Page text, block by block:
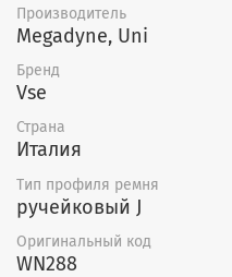
Производитель
Megadyne, Uni
Бренд
Vse
Страна
Италия
Тип профиля ремня
ручейковый J
Оригинальный код
WN288